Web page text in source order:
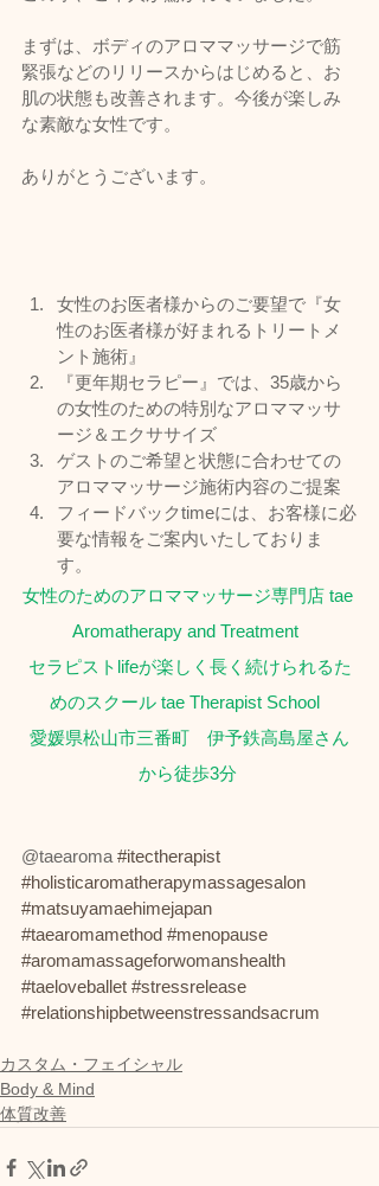
まずは、ボディのアロママッサージで筋
緊張などのリリースからはじめると、お
肌の状態も改善されます。今後が楽しみ
な素敵な女性です。
ありがとうございます。
女性のお医者様からのご要望で『女
性のお医者様が好まれるトリートメ
ント施術』
『更年期セラピー』では、35歳から
の女性のための特別なアロママッサ
ージ＆エクササイズ
ゲストのご希望と状態に合わせての
アロママッサージ施術内容のご提案
フィードバックtimeには、お客様に必
要な情報をご案内いたしておりま
す。
女性のためのアロママッサージ専門店 tae
Aromatherapy and Treatment
セラピストlifeが楽しく長く続けられるた
めのスクール tae Therapist School
愛媛県松山市三番町　伊予鉄高島屋さん
から徒歩3分
@taearoma #itectherapist
#holisticaromatherapymassagesalon
#matsuyamaehimejapan
#taearomamethod #menopause
#aromamassageforwomanshealth
#taeloveballet #stressrelease
#relationshipbetweenstressandsacrum
カスタム・フェイシャル
Body & Mind
体質改善